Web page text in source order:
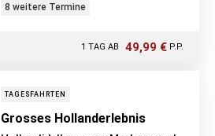
8 weitere Termine
1 TAG AB 49,99 € P.P.
TAGESFAHRTEN
Grosses Hollanderlebnis